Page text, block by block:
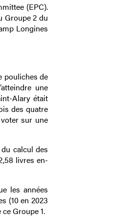
(EPC).
Groupe 2 du
Longines
pouliches de
une
Alary était
des quatre
voter sur une
calcul des
livres en-
les années
(10 en 2023
Groupe 1.